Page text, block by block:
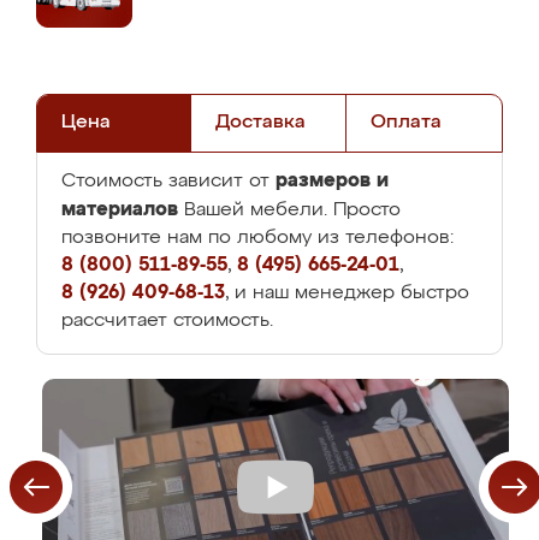
Цена Доставка Оплата
Стоимость зависит от размеров и
материалов Вашей мебели. Просто
позвоните нам по любому из телефонов:
8 (800) 511-89-55, 8 (495) 665-24-01,
8 (926) 409-68-13, и наш менеджер быстро
рассчитает стоимость.